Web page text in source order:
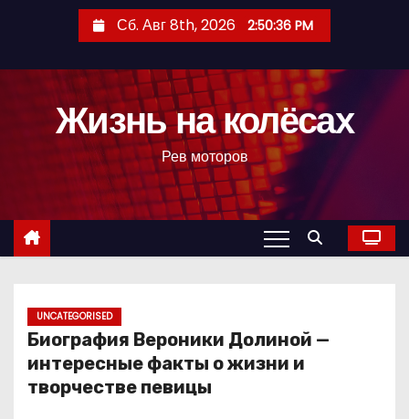
с
Сб. Авг 8th, 2026 2:50:37 PM
Жизнь на колёсах
Рев моторов
UNCATEGORISED
Биография Вероники Долиной —
интересные факты о жизни и
творчестве певицы